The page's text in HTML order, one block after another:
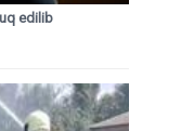
edilib